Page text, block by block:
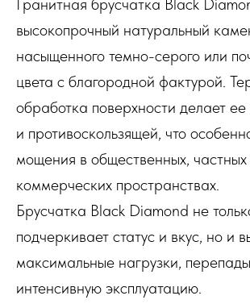
Гранитная брусчатка Black
высокопрочный натуральный
насыщенного темно-серого или
цвета с благородной фактурой.
обработка поверхности делает
и противоскользящей, что
мощения в общественных, частных
коммерческих пространствах.
Брусчатка Black Diamond не
подчеркивает статус и вкус, но и
максимальные нагрузки,
интенсивную эксплуатацию.